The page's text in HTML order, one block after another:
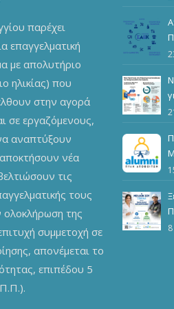
παρέχει
επαγγελματική
με απολυτήριο
ηλικίας) που
στην αγορά
σε εργαζόμενους,
αναπτύξουν
αποκτήσουν νέα
τις
τους
ολοκλήρωση της
συμμετοχή σε
απονέμεται το
επιπέδου 5